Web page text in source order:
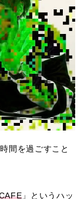
間を過ごすこと
」というハッ